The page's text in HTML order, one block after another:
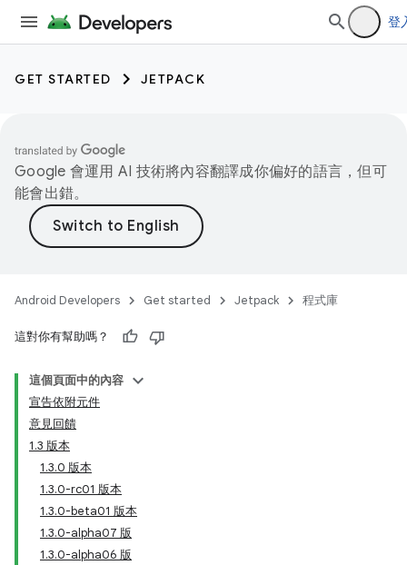
登
GET STARTED JETPACK
Google 會運用 AI 技術將內容翻譯成你偏好的語言，但可
能會出錯。
Android Developers Get started Jetpack 程式庫
這對你有幫助嗎？
這個頁面中的內容
宣告依附元件
意見回饋
1.3 版本
1.3.0 版本
1.3.0-rc01 版本
1.3.0-beta01 版本
1.3.0-alpha07 版
1.3.0-alpha06 版